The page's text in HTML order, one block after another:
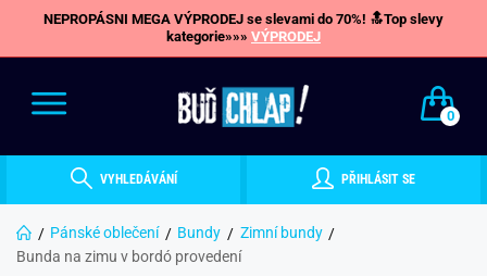
NEPROPÁSNI MEGA VÝPRODEJ se slevami do 70%! 🔝Top slevy
kategorie»»» VÝPRODEJ
0
VYHLEDÁVÁNÍ PŘIHLÁSIT SE
Pánské oblečení Bundy
Zimní bundy
Bunda na zimu v bordó provedení